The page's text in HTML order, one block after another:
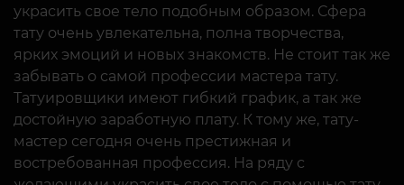
украсить свое тело подобным образом. Сфера
тату очень увлекательна, полна творчества,
ярких эмоций и новых знакомств. Не стоит так же
забывать о самой профессии мастера тату.
Татуировщики имеют гибкий график, а так же
достойную заработную плату. К тому же, тату-
мастер сегодня очень престижная и
востребованная профессия. На ряду с